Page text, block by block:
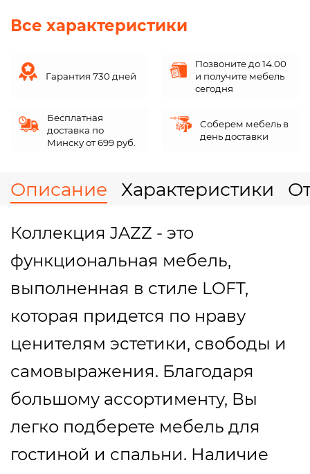
Все характеристики
Гарантия 730 дней
Позвоните до 14.00
и получите мебель
сегодня
Бесплатная
доставка по
Минску от 699 руб.
Соберем мебель в
день доставки
Описание Характеристики
Коллекция JAZZ - это
функциональная мебель,
выполненная в стиле LOFT,
которая придется по нраву
ценителям эстетики, свободы и
самовыражения. Благодаря
большому ассортименту, Вы
легко подберете мебель для
гостиной и спальни. Наличие